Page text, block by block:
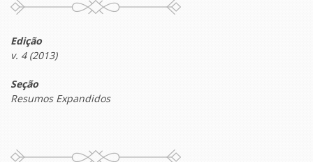
Edição
v. 4 (2013)
Seção
Resumos Expandidos